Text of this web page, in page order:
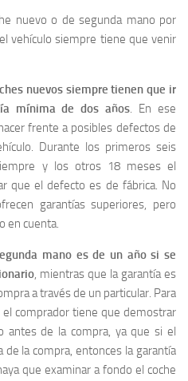
nuevo o de segunda mano por
vehículo siempre tiene que venir
nuevos siempre tienen que ir
mínima de dos años. En ese
frente a posibles defectos de
Durante los primeros seis
y los otros 18 meses el
que el defecto es de fábrica. No
garantías superiores, pero
en cuenta.
mano es de un año si se
, mientras que la garantía es
a través de un particular. Para
comprador tiene que demostrar
antes de la compra, ya que si el
la compra, entonces la garantía
que examinar a fondo el coche